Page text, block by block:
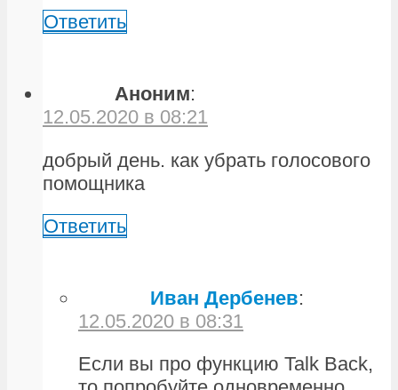
Ответить
Аноним:
12.05.2020 в 08:21
добрый день. как убрать голосового
помощника
Ответить
Иван Дербенев:
12.05.2020 в 08:31
Если вы про функцию Talk Back,